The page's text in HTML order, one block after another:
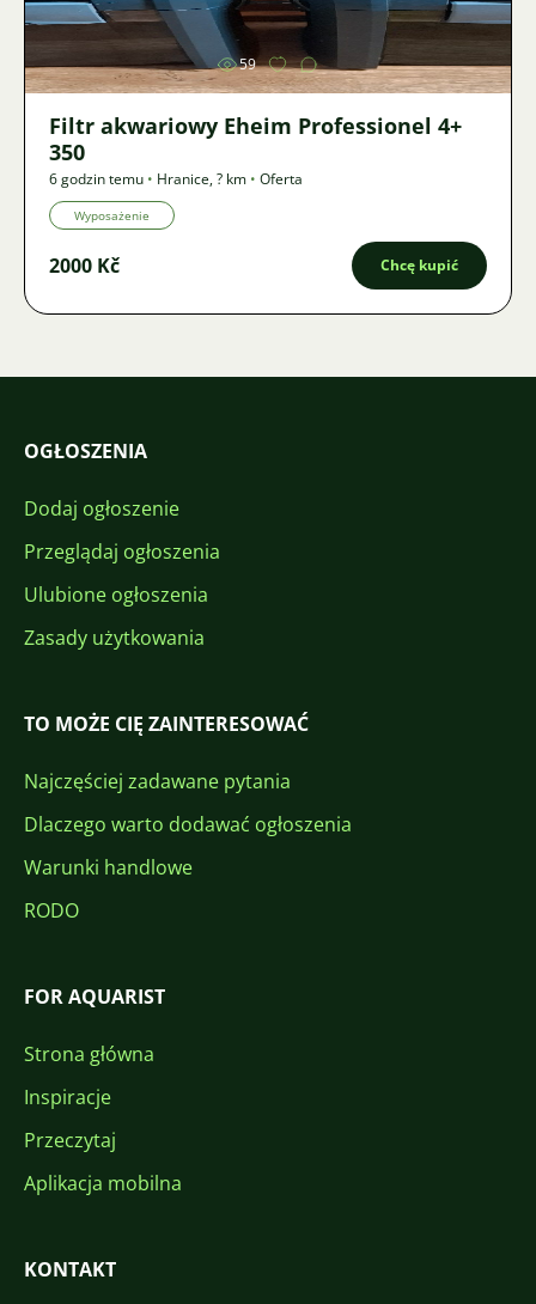
59
Filtr akwariowy Eheim Professionel 4+
350
6 godzin temu • Hranice,? km • Oferta
Wyposażenie
2000 Kč Chcę kupić
OGŁOSZENIA
Dodaj ogłoszenie
Przeglądaj ogłoszenia
Ulubione ogłoszenia
Zasady użytkowania
TO MOŻE CIĘ ZAINTERESOWAĆ
Najczęściej zadawane pytania
Dlaczego warto dodawać ogłoszenia
Warunki handlowe
RODO
FOR AQUARIST
Strona główna
Inspiracje
Przeczytaj
Aplikacja mobilna
KONTAKT